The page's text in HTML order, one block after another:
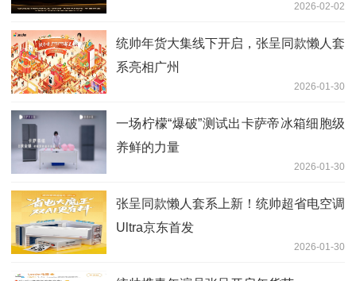
2026-02-02
统帅年货大集线下开启，张呈同款懒人套
系亮相广州
2026-01-30
一场柠檬“爆破”测试出卡萨帝冰箱细胞级
养鲜的力量
2026-01-30
张呈同款懒人套系上新！统帅超省电空调
Ultra京东首发
2026-01-30